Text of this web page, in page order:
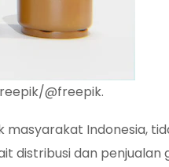
masyarakat Indonesia,
distribusi dan penjualan